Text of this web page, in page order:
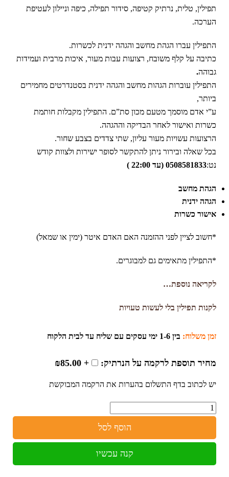
תפילין, טלית, נרתיק קטיפה, סידור תפילה, כיפה וניילון לעטיפת
הערכה.
התפילין עברו הגהת מחשב והגהה ידנית לכשרות.
כתיבה על קלף משובח, רצועות עבות מעור, איכות מרבית ועמידות
גבוהה.
התפילין עוברות הגהות מחשב והגהה ידנית בסטנדרטים מחמירים
ביותר,
ע”י אדם מוסמך מטעם מכון סת”ם. התפילין מקבלות חותמת
כשרות ואישור לאחר הבדיקה וההגהה.
הרצועות עשויות מעור עליון, שתי צדדים בצבע שחור.
בכל שאלה ובירור ניתן להתקשר לסופר ישירות ולצוות קודש
נט:0508581833 (עד 22:00 )
הגהת מחשב
הגהה ידנית
אישור כשרות
*חשוב לציין לפני ההזמנה האם האדם איטר (ימין או שמאל)
*התפילין מתאימים גם למבוגרים.
לקריאה נוספת…
לקנות תפילין בלי לעשות טעויות
זמן משלוח: בין 1-6 ימי עסקים עם שליח עד לבית הלקוח
מחיר תוספת לרקמה על הנרתיק: + ₪85.00
יש לכתוב בדף התשלום בהערות את הרקמה המבוקשת
כמות
הוסף לסל
קנה עכשיו